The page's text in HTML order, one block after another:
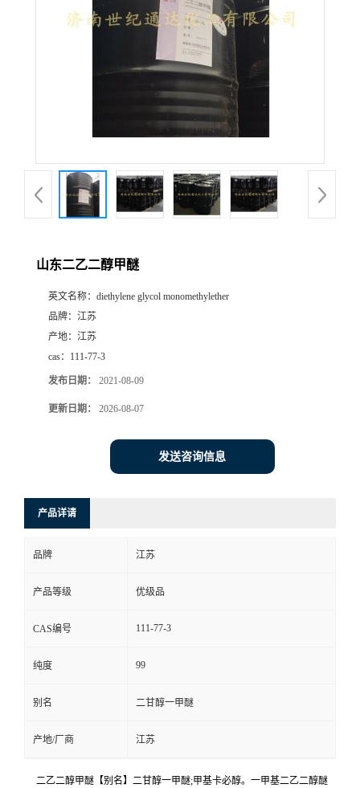
山东二乙二醇甲醚
英文名称： diethylene glycol monomethylether
品牌： 江苏
产地： 江苏
cas： 111-77-3
发布日期： 2021-08-09
更新日期： 2026-08-07
发送咨询信息
产品详请
品牌 江苏
产品等级 优级品
CAS编号 111-77-3
纯度 99
别名 二甘醇一甲醚
产地/厂商 江苏
二乙二醇甲醚 【别名】二甘醇一甲醚;甲基卡必醇。一甲基二乙二醇醚